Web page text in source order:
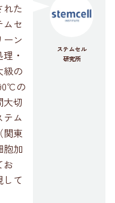
ステムセル
研究所
た
セ
ン
・
級の
の
大切
テム
関東
胞加
お
して